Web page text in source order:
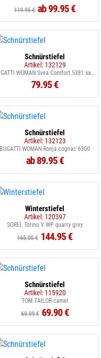
119.95 € ab 99.95 €
Schnürstiefel
Artikel: 132129
BUGATTI WOMAN Svea Comfort 5381 sand multicolor
79.95 €
Schnürstiefel
Artikel: 132123
BUGATTI WOMAN Ronja cognac 6300
ab 89.95 €
Winterstiefel
Artikel: 120397
SOREL Torino V WP quarry grey
165.00 € 144.95 €
Schnürstiefel
Artikel: 115920
TOM TAILOR camel
69.99 € 69.90 €